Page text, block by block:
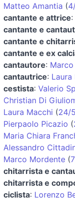
Matteo Amantia (
cantante e attrice:
cantante e
cantante e
cantante e ex
cantautore:
cantautrice: Laura
cestista: Valerio
Christian Di
Laura Macchi (24/5
Pierpaolo Picazio (
Maria Chiara
Alessandro
Marco Mordente (
chitarrista e
chitarrista e
ciclista: Lorenzo